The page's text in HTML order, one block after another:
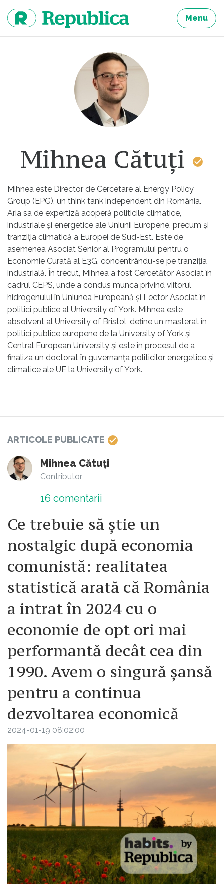
continut
Menu
Mihnea Cătuți
Mihnea este Director de Cercetare al Energy Policy
Group (EPG), un think tank independent din România.
Aria sa de expertiză acoperă politicile climatice,
industriale și energetice ale Uniunii Europene, precum și
tranziția climatică a Europei de Sud-Est. Este de
asemenea Asociat Senior al Programului pentru o
Economie Curată al E3G, concentrându-se pe tranziția
industrială. În trecut, Mihnea a fost Cercetător Asociat în
cadrul CEPS, unde a condus munca privind viitorul
hidrogenului în Uniunea Europeană și Lector Asociat în
politici publice al University of York. Mihnea este
absolvent al University of Bristol, deține un masterat în
politici publice europene de la University of York și
Central European University și este în procesul de a
finaliza un doctorat în guvernanța politicilor energetice și
climatice ale UE la University of York.
ARTICOLE PUBLICATE
Mihnea Cătuți
Contributor
16 comentarii
Ce trebuie să știe un
nostalgic după economia
comunistă: realitatea
statistică arată că România
a intrat în 2024 cu o
economie de opt ori mai
performantă decât cea din
1990. Avem o singură șansă
pentru a continua
dezvoltarea economică
2024-01-19 08:02:00